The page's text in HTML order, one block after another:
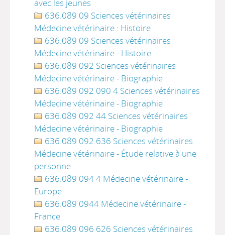
avec les jeunes
636.089 09 Sciences vétérinaires
Médecine vétérinaire : Histoire
636.089 09 Sciences vétérinaires
Médecine vétérinaire - Histoire
636.089 092 Sciences vétérinaires
Médecine vétérinaire - Biographie
636.089 092 090 4 Sciences vétérinaires
Médecine vétérinaire - Biographie
636.089 092 44 Sciences vétérinaires
Médecine vétérinaire - Biographie
636.089 092 636 Sciences vétérinaires
Médecine vétérinaire - Étude relative à une
personne
636.089 094 4 Médecine vétérinaire -
Europe
636.089 0944 Médecine vétérinaire -
France
636.089 096 626 Sciences vétérinaires